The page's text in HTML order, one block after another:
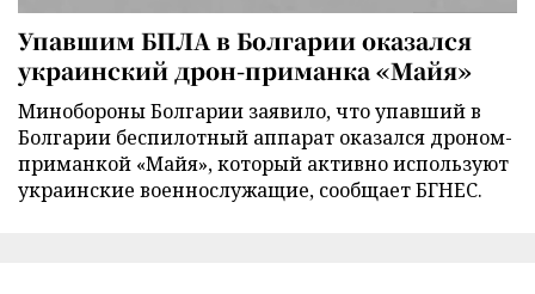
Упавшим БПЛА в Болгарии оказался
украинский дрон-приманка «Майя»
Минобороны Болгарии заявило, что упавший в
Болгарии беспилотный аппарат оказался дроном-
приманкой «Майя», который активно используют
украинские военнослужащие, сообщает БГНЕС.